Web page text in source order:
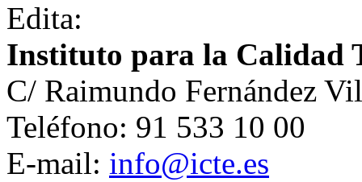
Edita:
Instituto para la Calidad
C/ Raimundo Fernández
Teléfono: 91 533 10 00
E-mail: info@icte.es